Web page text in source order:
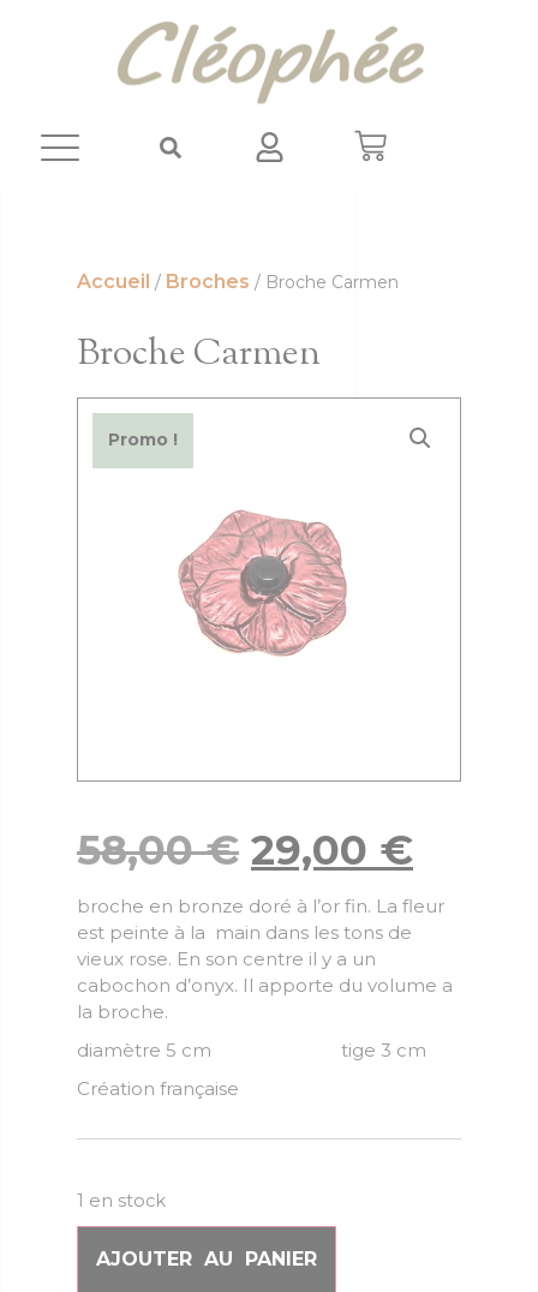
Accueil / Broches / Broche Carmen
Broche Carmen
Promo !
58,00€ 29,00 €
broche en bronze doré à l’or fin. La fleur
est peinte à la main dans les tons de
vieux rose. En son centre il y a un
cabochon d’onyx. Il apporte du volume a
la broche.
diamètre 5 cm tige 3 cm
Création française
1 en stock
AJOUTER AU PANIER